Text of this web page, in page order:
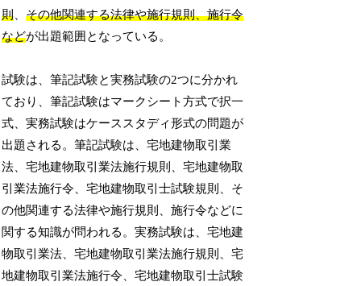
則、その他関連する法律や施行規則、施行令
などが出題範囲となっている。
試験は、筆記試験と実務試験の2つに分かれ
ており、筆記試験はマークシート方式で択一
式、実務試験はケーススタディ形式の問題が
出題される。筆記試験は、宅地建物取引業
法、宅地建物取引業法施行規則、宅地建物取
引業法施行令、宅地建物取引士試験規則、そ
の他関連する法律や施行規則、施行令などに
関する知識が問われる。実務試験は、宅地建
物取引業法、宅地建物取引業法施行規則、宅
地建物取引業法施行令、宅地建物取引士試験